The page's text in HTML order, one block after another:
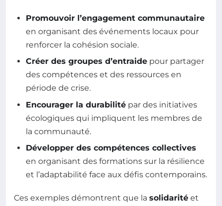
Promouvoir l’engagement communautaire
en organisant des événements locaux pour
renforcer la cohésion sociale.
Créer des groupes d’entraide pour partager
des compétences et des ressources en
période de crise.
Encourager la durabilité par des initiatives
écologiques qui impliquent les membres de
la communauté.
Développer des compétences collectives
en organisant des formations sur la résilience
et l’adaptabilité face aux défis contemporains.
Ces exemples démontrent que la solidarité et